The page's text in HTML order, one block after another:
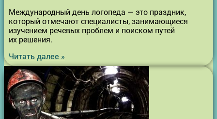
Международный день логопеда — это праздник,
который отмечают специалисты, занимающиеся
изучением речевых проблем и поиском путей
их решения.
Читать далее »